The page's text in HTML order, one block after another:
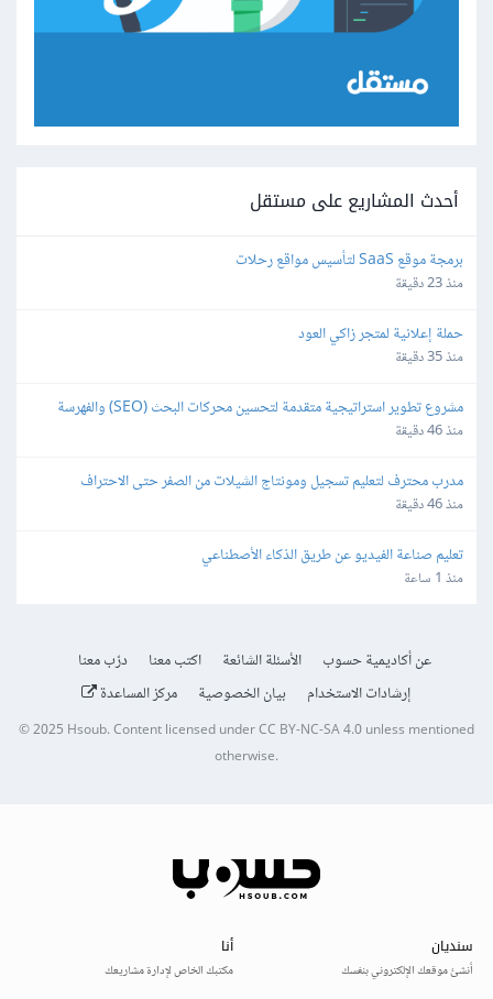
أحدث المشاريع على مستقل
برمجة موقع SaaS لتأسيس مواقع رحلات
منذ 23 دقيقة
حملة إعلانية لمتجر زاكي العود
منذ 35 دقيقة
(Indexing)منذ 46 دقيقة
مدرب محترف لتعليم تسجيل ومونتاج الشيلات من الصفر حتى الاحتراف
منذ 46 دقيقة
تعليم صناعة الفيديو عن طريق الذكاء الأصطناعي
منذ 1 ساعة
عن أكاديمية حسوب الأسئلة الشائعة اكتب معنا
درّب معنا
إرشادات الاستخدام
بيان الخصوصية مركز المساعدة
© 2025 Hsoub.Content licensed underCC BY-NC-SA 4.0unless mentioned
otherwise.